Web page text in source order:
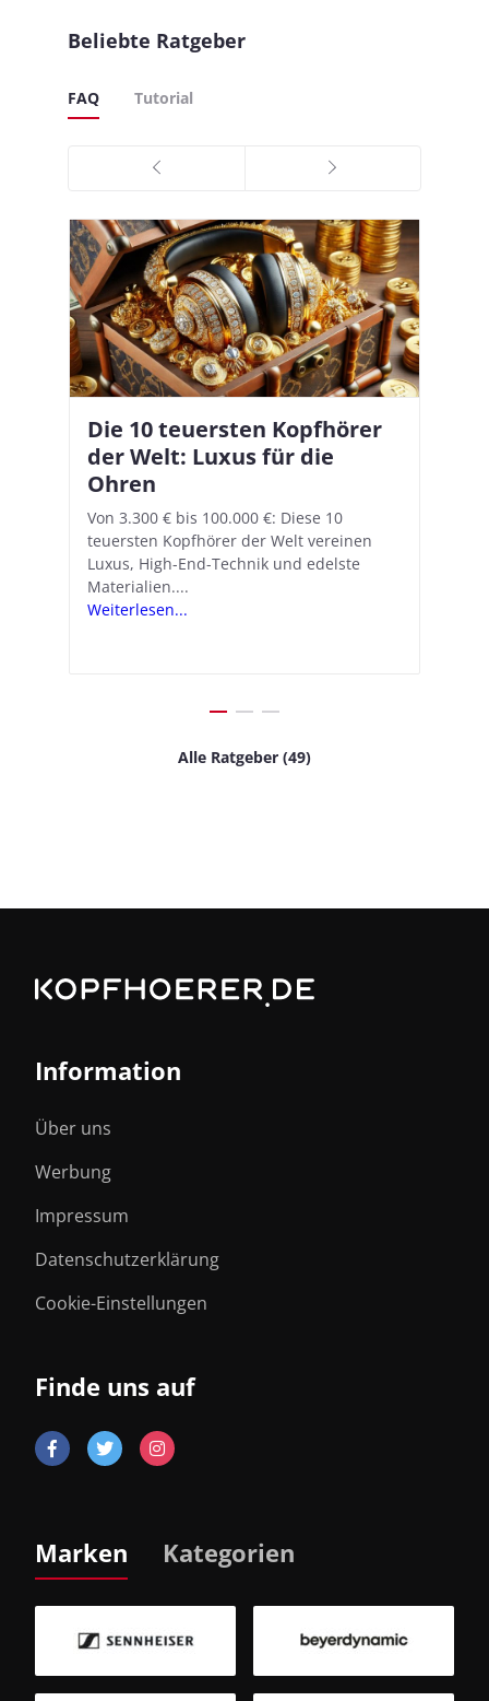
Beliebte Ratgeber
FAQ Tutorial
Die 10 teuersten Kopfhörer
der Welt: Luxus für die
Ohren
Von 3.300 € bis 100.000 €: Diese 10
teuersten Kopfhörer der Welt vereinen
Luxus, High-End-Technik und edelste
Materialien....
Weiterlesen...
Apple AirPods Pro 2 und iOS
18.1: So richtet ihr das neue
Hörgeräte-Feature ein
Mit iOS 18.1 und den AirPods Pro 2
verwandelt Apple seine In-Ear-Kopfhörer
in kostengünstige Hörhilfen. In wenigen
Schritten...
Weiterlesen...
Alle Ratgeber (49)
Information
Über uns
Werbung
Impressum
Datenschutzerklärung
Cookie-Einstellungen
Finde uns auf
Marken Kategorien